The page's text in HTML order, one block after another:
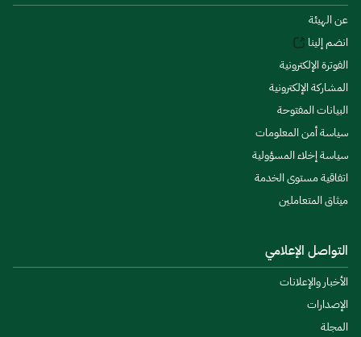
عن الهيئة
انضم إلينا
الفوترة الإلكترونية
المشاركة الإلكترونية
البيانات المفتوحة
سياسة أمن المعلومات
سياسة إخلاء المسؤولية
اتفاقية مستوى الخدمة
ميثاق المتعاملين
التواصل الإعلامي
الأخبار والإعلانات
الإصدارات
المجلة